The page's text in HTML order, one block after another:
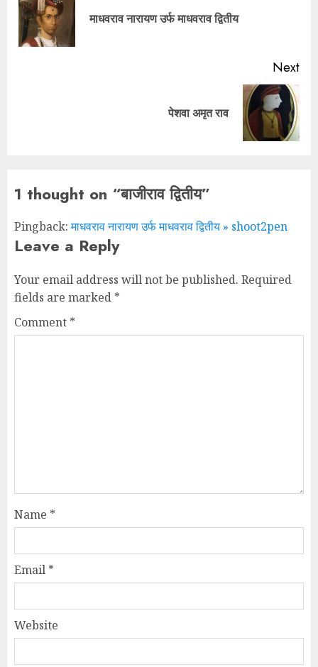
माधवराव नारायण उर्फ माधवराव द्वितीय
Next
पेशवा अमृत राव
1 thought on “बाजीराव द्वितीय”
Pingback:माधवराव नारायण उर्फ माधवराव द्वितीय » shoot2pen
Leave a Reply
Your email address will not be published. Required
fields are marked *
Comment *
Name *
Email *
Website